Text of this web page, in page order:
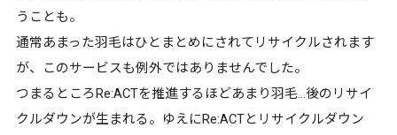
うことも。
通常あまった羽毛はひとまとめにされてリサイクルされます
が、このサービスも例外ではありませんでした。
つまるところRe:ACTを推進するほどあまり羽毛…後のリサイ
クルダウンが生まれる。ゆえにRe:ACTとリサイクルダウン